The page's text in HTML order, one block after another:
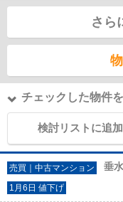
さら
チェックした物件
検討リストに追加
売買｜中古マンション 垂
1月6日 値下げ